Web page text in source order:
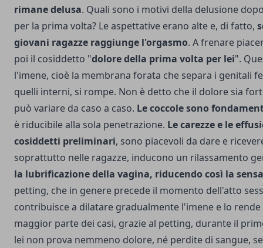
rimane delusa. Quali sono i motivi della delusione
per la prima volta? Le aspettative erano alte e, di fatto,
giovani ragazze raggiunge l'orgasmo. A frenare
poi il cosiddetto "dolore della prima volta per lei".
l'imene, cioè la membrana forata che separa i genitali
quelli interni, si rompe. Non è detto che il dolore sia
può variare da caso a caso. Le coccole sono
è riducibile alla sola penetrazione. Le carezze e le
cosiddetti preliminari, sono piacevoli da dare e
soprattutto nelle ragazze, inducono un rilassamento
la lubrificazione della vagina, riducendo così la
petting, che in genere precede il momento dell'atto
contribuisce a dilatare gradualmente l'imene e lo rende
maggior parte dei casi, grazie al petting, durante il
lei non prova nemmeno dolore, né perdite di sangue,